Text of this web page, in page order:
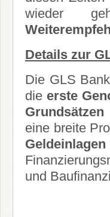
wieder
Details zur
Die GLS
die erste
eine breite
Geldeinlagen
und